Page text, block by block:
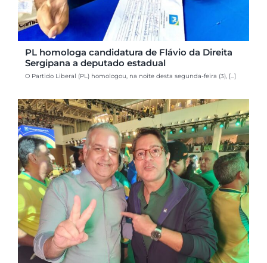
PL homologa candidatura de Flávio da Direita
Sergipana a deputado estadual
O Partido Liberal (PL) homologou, na noite desta segunda-feira (3), [...]